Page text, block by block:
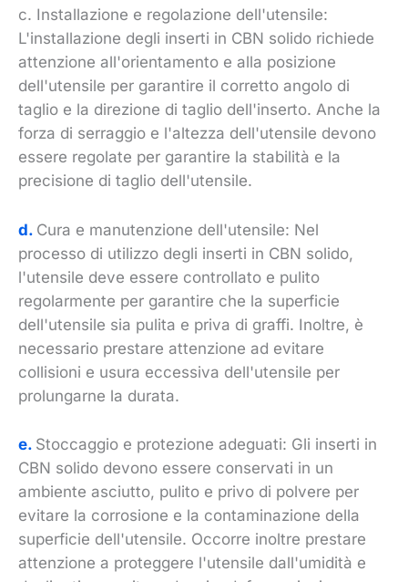
c. Installazione e regolazione dell'utensile:
L'installazione degli inserti in CBN solido richiede
attenzione all'orientamento e alla posizione
dell'utensile per garantire il corretto angolo di
taglio e la direzione di taglio dell'inserto. Anche la
forza di serraggio e l'altezza dell'utensile devono
essere regolate per garantire la stabilità e la
precisione di taglio dell'utensile.
d. Cura e manutenzione dell'utensile: Nel
processo di utilizzo degli inserti in CBN solido,
l'utensile deve essere controllato e pulito
regolarmente per garantire che la superficie
dell'utensile sia pulita e priva di graffi. Inoltre, è
necessario prestare attenzione ad evitare
collisioni e usura eccessiva dell'utensile per
prolungarne la durata.
e. Stoccaggio e protezione adeguati: Gli inserti in
CBN solido devono essere conservati in un
ambiente asciutto, pulito e privo di polvere per
evitare la corrosione e la contaminazione della
superficie dell'utensile. Occorre inoltre prestare
attenzione a proteggere l'utensile dall'umidità e